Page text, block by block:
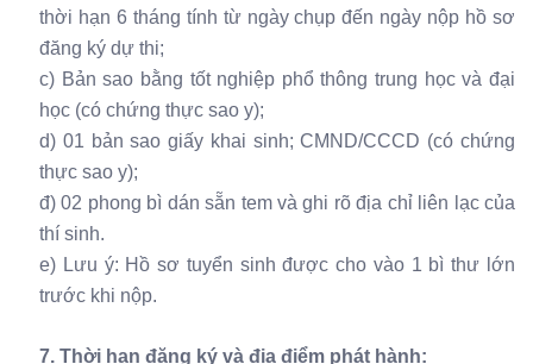
thời hạn 6 tháng tính từ ngày chụp đến ngày nộp hồ sơ
đăng ký dự thi;
c) Bản sao bằng tốt nghiệp phổ thông trung học và đại
học (có chứng thực sao y);
d) 01 bản sao giấy khai sinh; CMND/CCCD (có chứng
thực sao y);
đ) 02 phong bì dán sẵn tem và ghi rõ địa chỉ liên lạc của
thí sinh.
e) Lưu ý: Hồ sơ tuyển sinh được cho vào 1 bì thư lớn
trước khi nộp.
7. Thời hạn đăng ký và địa điểm phát hành: